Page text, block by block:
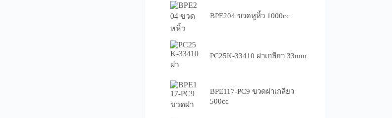
BPE204 ขวดหูหิ้ว 1000cc
PC25K-33410 ฝาเกลียว 33mm
BPE117-PC9 ขวดฝาเกลียว
500cc